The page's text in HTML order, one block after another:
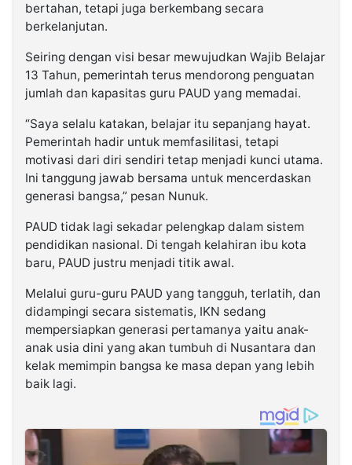
bertahan, tetapi juga berkembang secara
berkelanjutan.
Seiring dengan visi besar mewujudkan Wajib Belajar
13 Tahun, pemerintah terus mendorong penguatan
jumlah dan kapasitas guru PAUD yang memadai.
“Saya selalu katakan, belajar itu sepanjang hayat.
Pemerintah hadir untuk memfasilitasi, tetapi
motivasi dari diri sendiri tetap menjadi kunci utama.
Ini tanggung jawab bersama untuk mencerdaskan
generasi bangsa,” pesan Nunuk.
PAUD tidak lagi sekadar pelengkap dalam sistem
pendidikan nasional. Di tengah kelahiran ibu kota
baru, PAUD justru menjadi titik awal.
Melalui guru-guru PAUD yang tangguh, terlatih, dan
didampingi secara sistematis, IKN sedang
mempersiapkan generasi pertamanya yaitu anak-
anak usia dini yang akan tumbuh di Nusantara dan
kelak memimpin bangsa ke masa depan yang lebih
baik lagi.